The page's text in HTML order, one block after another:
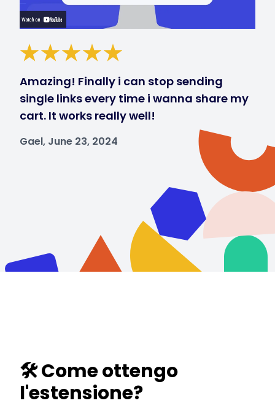
Amazing! Finally i can stop sending
single links every time i wanna share my
cart. It works really well!
Gael, June 23, 2024
🛠️ Come ottengo
l'estensione?